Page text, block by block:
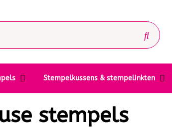
Stempelkussens & stempelinkten
stempels